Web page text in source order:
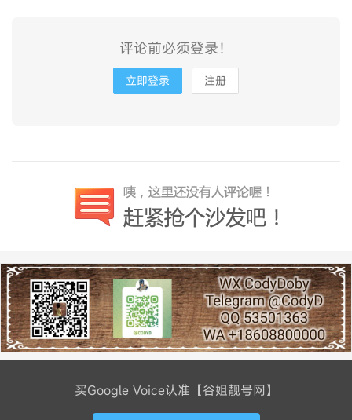
评论前必须登录！
立即登录 注册
买Google Voice认准【谷姐靓号网】